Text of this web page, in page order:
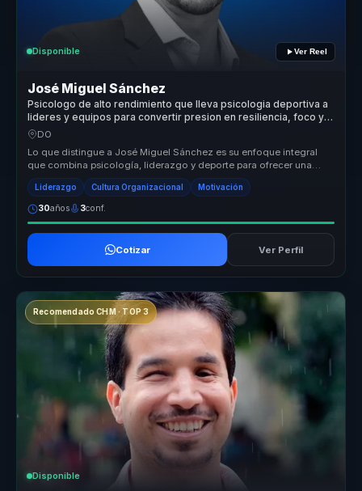
Disponible Ver Reel
José Miguel Sánchez
Psicologo de alto rendimiento que lleva psicologia deportiva a
lideres y equipos para convertir presion en resiliencia, foco y
alto desempeno.
DO
Lo que distingue a José Miguel Sánchez es su enfoque integral
que combina psicología, liderazgo y deporte para ofrecer una
experiencia tr...
Liderazgo Cultura Organizacional Motivación
30años 3conf.
Cotizar Ver Perfil
Recomendado CHM · TOP 3
Disponible